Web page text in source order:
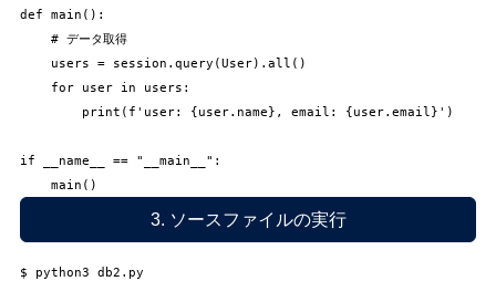
def main():
if __name__ == "__main__":
3. ソースファイルの実行
$ python3 db2.py